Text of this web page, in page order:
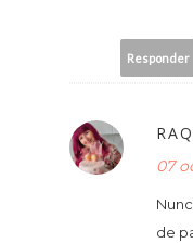
Responder
07
de